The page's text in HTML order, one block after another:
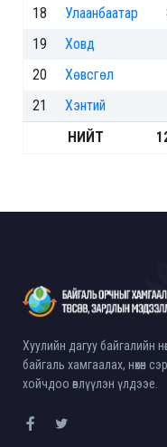
18
Улаанбаатар
19
Ховд
20
Хөвсгөл
21
Хэнтий
НИЙТ
Хуулийн дагуу байгалийн
байгаль хамгаалах, нөхөн
хойчдоо өвлүүлэн үлдээе.